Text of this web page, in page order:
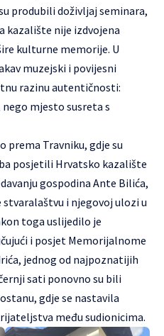
produbili doživljaj seminara,
kazalište nije izdvojena
kulturne memorije. U
muzejski i povijesni
razinu autentičnosti:
mjesto susreta s
prema Travniku, gdje su
posjetili Hrvatsko kazalište
gospodina Ante Bilića,
i njegovoj ulozi u
toga uslijedilo je
i posjet Memorijalnome
jednog od najpoznatijih
sati ponovno su bili
gdje se nastavila
među sudionicima.